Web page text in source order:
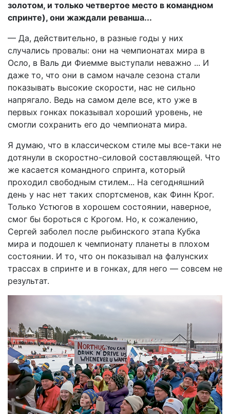
золотом, и только четвертое место в командном
спринте), они жаждали реванша...
— Да, действительно, в разные годы у них
случались провалы: они на чемпионатах мира в
Осло, в Валь ди Фиемме выступали неважно ... И
даже то, что они в самом начале сезона стали
показывать высокие скорости, нас не сильно
напрягало. Ведь на самом деле все, кто уже в
первых гонках показывал хороший уровень, не
смогли сохранить его до чемпионата мира.
Я думаю, что в классическом стиле мы все-таки не
дотянули в скоростно-силовой составляющей. Что
же касается командного спринта, который
проходил свободным стилем... На сегодняшний
день у нас нет таких спортсменов, как Финн Крог.
Только Устюгов в хорошем состоянии, наверное,
смог бы бороться с Крогом. Но, к сожалению,
Сергей заболел после рыбинского этапа Кубка
мира и подошел к чемпионату планеты в плохом
состоянии. И то, что он показывал на фалунских
трассах в спринте и в гонках, для него — совсем не
результат.